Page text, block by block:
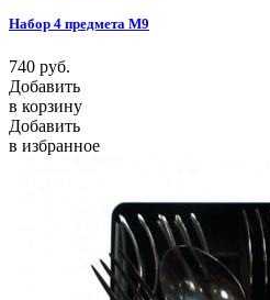
Набор 4 предмета М9
740 руб.
Добавить
в корзину
Добавить
в избранное